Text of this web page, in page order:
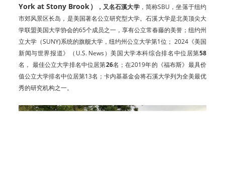
York at Stony Brook）
，又名石溪大学，简称SBU，坐落于纽约
市郊风景区长岛，是美国著名公立研究型大学。石溪大学是北美顶尖大
学联盟美国大学协会的65个成员之一，享有公立常春藤的美誉；纽约州
立大学（SUNY)系统的旗舰大学，纽约州公立大学第1位； 2024《美国
新闻与世界报道》（U.S. News）美国大学本科综合排名中位居第58
名， 最佳公立大学排名中位居第26名；在2019年的《福布斯》最具价
值公立大学排名中位居第13名；卡内基基金会将石溪大学列为全美最优
秀的研究机构之一。